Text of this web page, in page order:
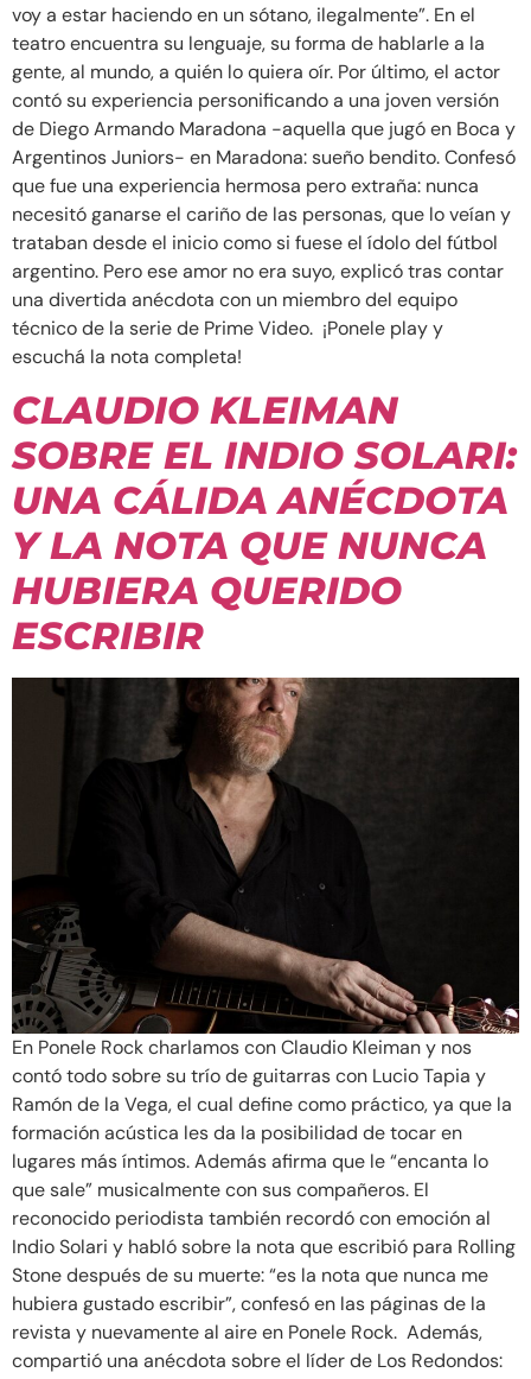
voy a estar haciendo en un sótano, ilegalmente”. En el
teatro encuentra su lenguaje, su forma de hablarle a la
gente, al mundo, a quién lo quiera oír. Por último, el actor
contó su experiencia personificando a una joven versión
de Diego Armando Maradona -aquella que jugó en Boca y
Argentinos Juniors- en Maradona: sueño bendito. Confesó
que fue una experiencia hermosa pero extraña: nunca
necesitó ganarse el cariño de las personas, que lo veían y
trataban desde el inicio como si fuese el ídolo del fútbol
argentino. Pero ese amor no era suyo, explicó tras contar
una divertida anécdota con un miembro del equipo
técnico de la serie de Prime Video. ¡Ponele play y
escuchá la nota completa!
CLAUDIO KLEIMAN
SOBRE EL INDIO SOLARI:
UNA CÁLIDA ANÉCDOTA
Y LA NOTA QUE NUNCA
HUBIERA QUERIDO
ESCRIBIR
En Ponele Rock charlamos con Claudio Kleiman y nos
contó todo sobre su trío de guitarras con Lucio Tapia y
Ramón de la Vega, el cual define como práctico, ya que la
formación acústica les da la posibilidad de tocar en
lugares más íntimos. Además afirma que le “encanta lo
que sale” musicalmente con sus compañeros. El
reconocido periodista también recordó con emoción al
Indio Solari y habló sobre la nota que escribió para Rolling
Stone después de su muerte: “es la nota que nunca me
hubiera gustado escribir”, confesó en las páginas de la
revista y nuevamente al aire en Ponele Rock. Además,
compartió una anécdota sobre el líder de Los Redondos: